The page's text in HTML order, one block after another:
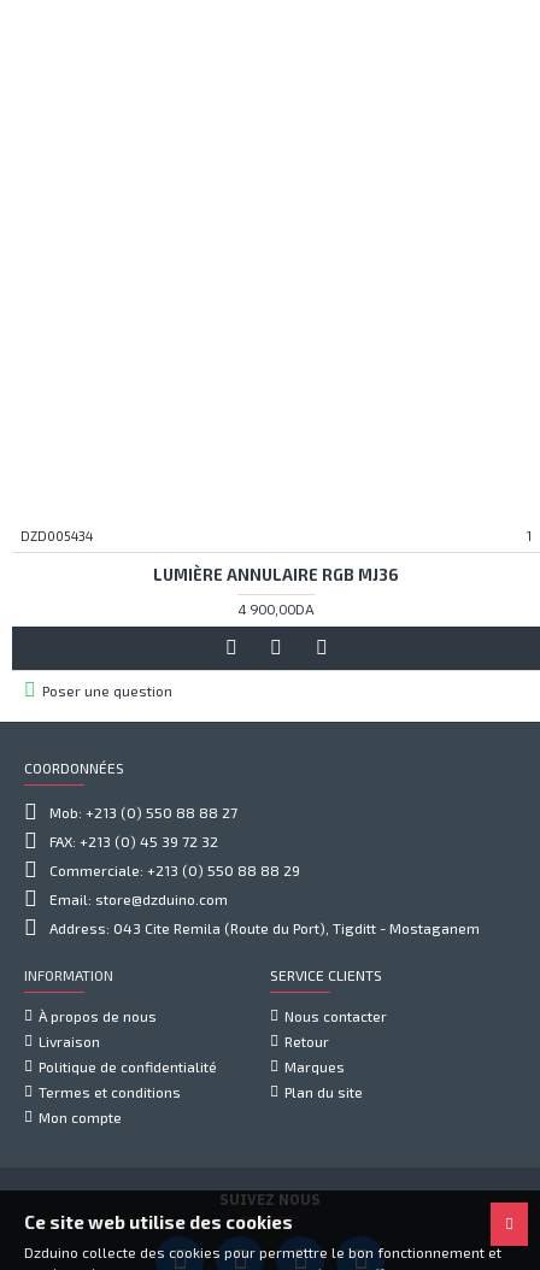
DZD005434 1
LUMIÈRE ANNULAIRE RGB MJ36
4 900,00DA
Poser une question
COORDONNÉES
Mob: +213 (0) 550 88 88 27
FAX: +213 (0) 45 39 72 32
Commerciale: +213 (0) 550 88 88 29
Email: store@dzduino.com
Address: 043 Cite Remila (Route du Port), Tigditt - Mostaganem
INFORMATION
À propos de nous
Livraison
Politique de confidentialité
Termes et conditions
Mon compte
SERVICE CLIENTS
Nous contacter
Retour
Marques
Plan du site
SUIVEZ NOUS
Ce site web utilise des cookies
Dzduino collecte des cookies pour permettre le bon fonctionnement et